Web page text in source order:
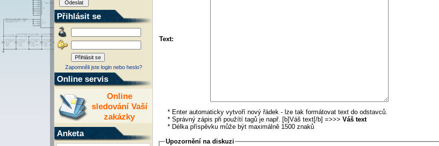
Přihlásit se
Zapomněli jste login nebo heslo?
Online servis
Online
sledování Vaší
zakázky
Anketa
Text:
* Enter automaticky vytvoří nový řádek - lze tak formátovat text do odstavců.
* Správný zápis při použítí tagů je např. [b]Váš text[/b] =>>> Váš text
* Délka příspěvku může být maximálně 1500 znaků
Upozornění na diskuzi